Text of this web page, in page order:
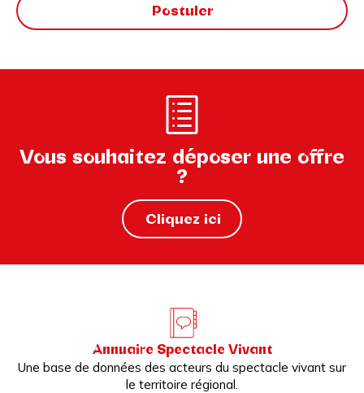
Postuler
Vous souhaitez déposer une offre
?
Cliquez ici
Annuaire Spectacle Vivant
Une base de données des acteurs du spectacle vivant sur
le territoire régional.